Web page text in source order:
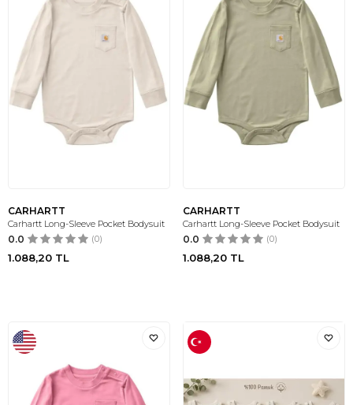
CARHARTT
Carhartt Long-Sleeve Pocket Bodysuit
0.0 (0)
1.088,20 TL
CARHARTT
Carhartt Long-Sleeve Pocket Bodysuit
0.0 (0)
1.088,20 TL